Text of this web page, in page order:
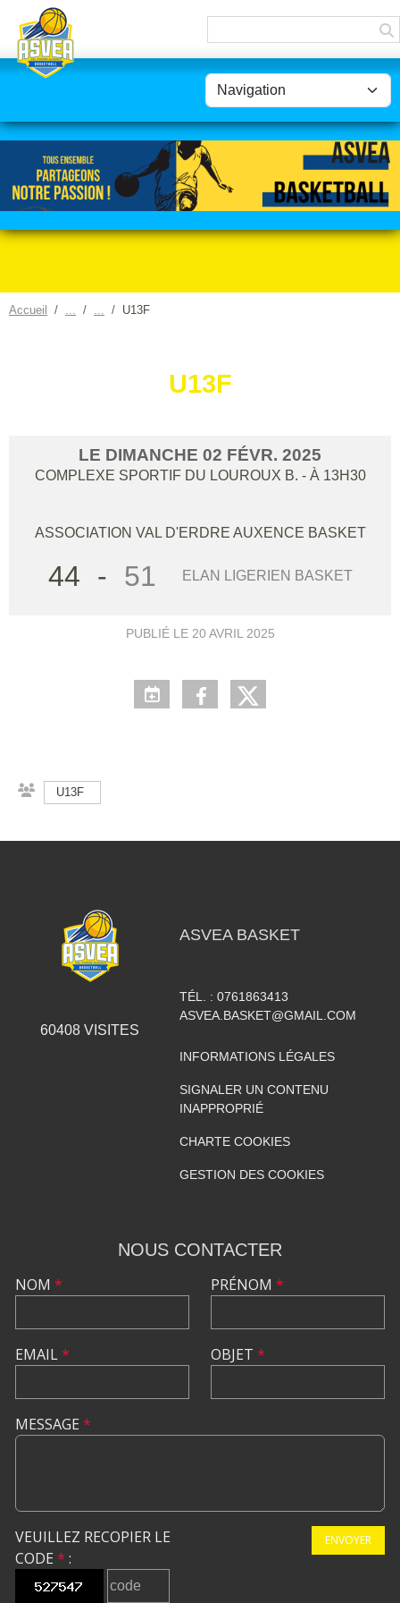
Accueil U13F
U13F
LE DIMANCHE 02 FÉVR. 2025
COMPLEXE SPORTIF DU LOUROUX B. - À 13H30
ASSOCIATION VAL D'ERDRE AUXENCE BASKET
44 - 51 ELAN LIGERIEN BASKET
PUBLIÉ LE 20 AVRIL 2025
U13F
60408VISITES
ASVEA BASKET
TÉL. : 0761863413
ASVEA.BASKET@GMAIL.COM
INFORMATIONS LÉGALES
SIGNALER UN CONTENU
INAPPROPRIÉ
CHARTE COOKIES
GESTION DES COOKIES
NOUS CONTACTER
NOM *
EMAIL*
PRÉNOM *
OBJET *
MESSAGE *
VEUILLEZ RECOPIER LE
CODE * :
ENVOYER
Panneau de gestion des cookies